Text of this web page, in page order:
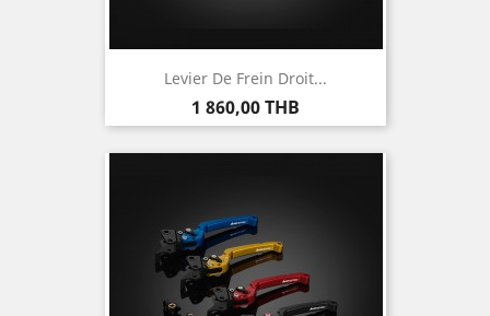
Levier De Frein Droit...
Prix
1 860,00 THB